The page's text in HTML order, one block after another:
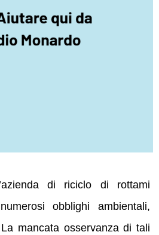
di riciclo di rottami
obblighi ambientali,
mancata osservanza di tali